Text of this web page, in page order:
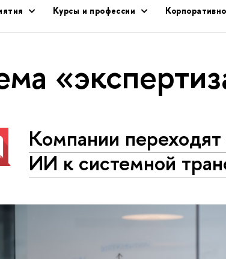
Курсы и профессии
Компании
ИИ к системной